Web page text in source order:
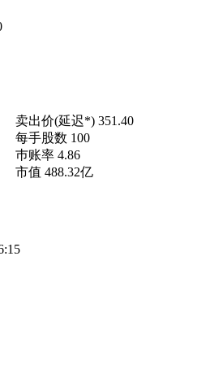
卖出价(延迟*) 351.40
每手股数 100
巿账率 4.86
市值 488.32亿